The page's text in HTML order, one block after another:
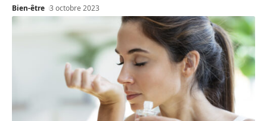
Bien-être 3 octobre 2023